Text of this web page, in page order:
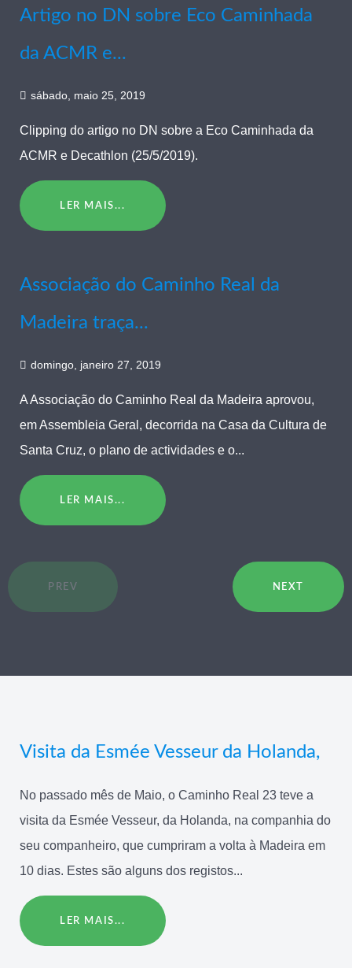
Artigo no DN sobre Eco Caminhada
da ACMR e...
sábado, maio 25, 2019
Clipping do artigo no DN sobre a Eco Caminhada da
ACMR e Decathlon (25/5/2019).
LER MAIS...
Associação do Caminho Real da
Madeira traça...
domingo, janeiro 27, 2019
A Associação do Caminho Real da Madeira aprovou,
em Assembleia Geral, decorrida na Casa da Cultura de
Santa Cruz, o plano de actividades e o...
LER MAIS...
PREV NEXT
Visita da Esmée Vesseur da Holanda,
No passado mês de Maio, o Caminho Real 23 teve a
visita da Esmée Vesseur, da Holanda, na companhia do
seu companheiro, que cumpriram a volta à Madeira em
10 dias. Estes são alguns dos registos...
LER MAIS...